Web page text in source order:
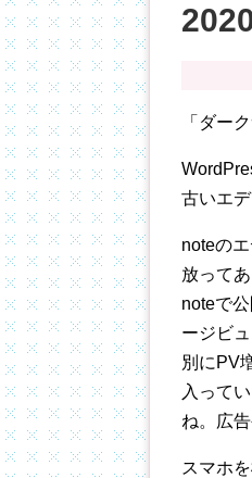
「ダー
古いエ
noteの
放って
noteで
ージビ
別にPV
入って
ね。広
スマホ